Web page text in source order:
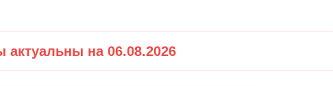
актуальны на 06.08.2026